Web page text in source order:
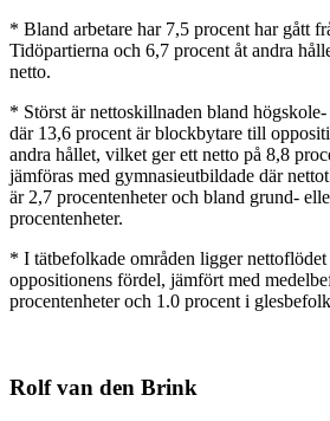
* Bland arbetare har 7,5 procent har gått
Tidöpartierna och 6,7 procent åt andra
netto.
* Störst är nettoskillnaden bland
där 13,6 procent är blockbytare till
andra hållet, vilket ger ett netto på 8,8
jämföras med gymnasieutbildade där
är 2,7 procentenheter och bland grund-
procentenheter.
* I tätbefolkade områden ligger
oppositionens fördel, jämfört med
procentenheter och 1.0 procent i
Rolf van den Brink